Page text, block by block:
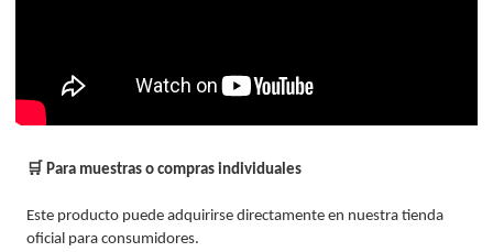
🛒 Para muestras o compras individuales
Este producto puede adquirirse directamente en nuestra tienda
oficial para consumidores.